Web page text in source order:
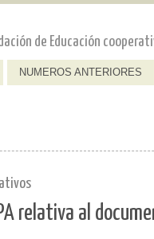
de Educación
NUMEROS ANTERIORES
relativa al